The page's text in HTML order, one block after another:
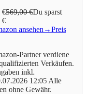
€569,00 €Du sparst
€
ansehen →Preis
Partner verdiene
Verkäufen.
inkl.
12:05 Alle
ohne Gewähr.